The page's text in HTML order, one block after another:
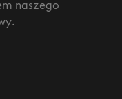
naszego
.